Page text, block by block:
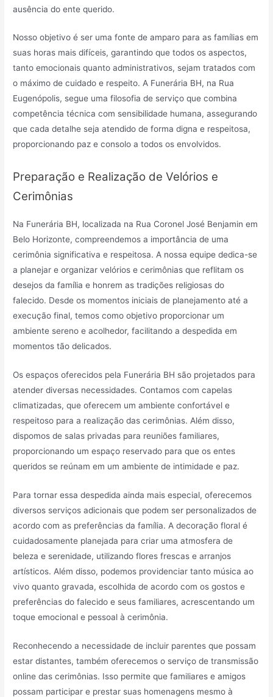
ausência do ente querido.
Nosso objetivo é ser uma fonte de amparo para as famílias em
suas horas mais difíceis, garantindo que todos os aspectos,
tanto emocionais quanto administrativos, sejam tratados com
o máximo de cuidado e respeito. A Funerária BH, na Rua
Eugenópolis, segue uma filosofia de serviço que combina
competência técnica com sensibilidade humana, assegurando
que cada detalhe seja atendido de forma digna e respeitosa,
proporcionando paz e consolo a todos os envolvidos.
Preparação e Realização de Velórios e
Cerimônias
Na Funerária BH, localizada na Rua Coronel José Benjamin em
Belo Horizonte, compreendemos a importância de uma
cerimônia significativa e respeitosa. A nossa equipe dedica-se
a planejar e organizar velórios e cerimônias que reflitam os
desejos da família e honrem as tradições religiosas do
falecido. Desde os momentos iniciais de planejamento até a
execução final, temos como objetivo proporcionar um
ambiente sereno e acolhedor, facilitando a despedida em
momentos tão delicados.
Os espaços oferecidos pela Funerária BH são projetados para
atender diversas necessidades. Contamos com capelas
climatizadas, que oferecem um ambiente confortável e
respeitoso para a realização das cerimônias. Além disso,
dispomos de salas privadas para reuniões familiares,
proporcionando um espaço reservado para que os entes
queridos se reúnam em um ambiente de intimidade e paz.
Para tornar essa despedida ainda mais especial, oferecemos
diversos serviços adicionais que podem ser personalizados de
acordo com as preferências da família. A decoração floral é
cuidadosamente planejada para criar uma atmosfera de
beleza e serenidade, utilizando flores frescas e arranjos
artísticos. Além disso, podemos providenciar tanto música ao
vivo quanto gravada, escolhida de acordo com os gostos e
preferências do falecido e seus familiares, acrescentando um
toque emocional e pessoal à cerimônia.
Reconhecendo a necessidade de incluir parentes que possam
estar distantes, também oferecemos o serviço de transmissão
online das cerimônias. Isso permite que familiares e amigos
possam participar e prestar suas homenagens mesmo à